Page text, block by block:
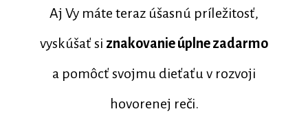
Aj Vy máte teraz úšasnú príležitosť,
vyskúšať si znakovanie úplne zadarmo
a pomôcť svojmu dieťaťu v rozvoji
hovorenej reči.